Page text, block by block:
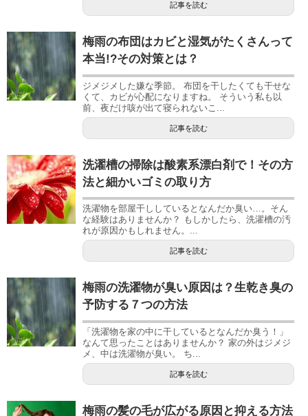
記事を読む
梅雨の布団はカビと湿気がたくさんって
本当!?その対策とは？
ジメジメした嫌な季節。 布団を干したくても干せな
くて、カビが心配になりますね。 そういう私も以
前、夜だけ咳が出て寝られないこ...
記事を読む
洗濯槽の掃除は酸素系漂白剤で！その方
法と細かいゴミの取り方
洗濯物を部屋干ししているとなんだか臭い…。そん
な経験はありませんか？ もしかしたら、洗濯槽の汚
れが原因かもしれません。...
記事を読む
梅雨の洗濯物が臭い原因は？生乾き臭の
予防する７つの方法
「洗濯物を家の中に干しているとなんだか臭う！」
なんて思ったことはありませんか？ 家の外はジメジ
メ、中は洗濯物が臭い。 ち...
記事を読む
梅雨の髪の毛が広がる原因と抑える方法